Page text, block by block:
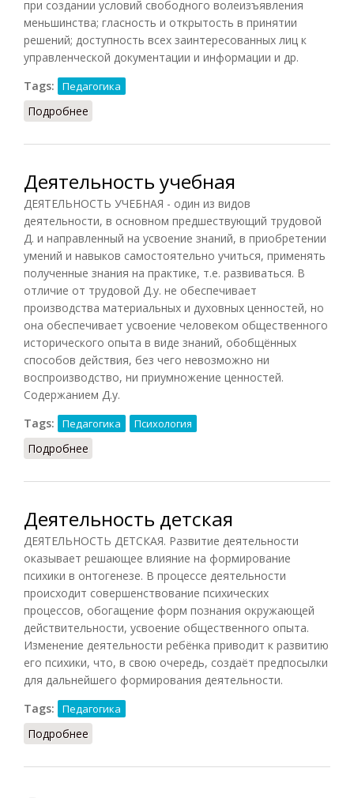
при создании условий свободного волеизъявления
меньшинства; гласность и открытость в принятии
решений; доступность всех заинтересованных лиц к
управленческой документации и информации и др.
Tags:
Педагогика
Подробнее
Деятельность учебная
ДЕЯТЕЛЬНОСТЬ УЧЕБНАЯ - один из видов
деятельности, в основном предшествующий трудовой
Д. и направленный на усвоение знаний, в приобретении
умений и навыков самостоятельно учиться, применять
полученные знания на практике, т.е. развиваться. В
отличие от трудовой Д.у. не обеспечивает
производства материальных и духовных ценностей, но
она обеспечивает усвоение человеком общественного
исторического опыта в виде знаний, обобщённых
способов действия, без чего невозможно ни
воспроизводство, ни приумножение ценностей.
Содержанием Д.у.
Tags:
Педагогика Психология
Подробнее
Деятельность детская
ДЕЯТЕЛЬНОСТЬ ДЕТСКАЯ. Развитие деятельности
оказывает решающее влияние на формирование
психики в онтогенезе. В процессе деятельности
происходит совершенствование психических
процессов, обогащение форм познания окружающей
действительности, усвоение общественного опыта.
Изменение деятельности ребёнка приводит к развитию
его психики, что, в свою очередь, создаёт предпосылки
для дальнейшего формирования деятельности.
Tags:
Педагогика
Подробнее